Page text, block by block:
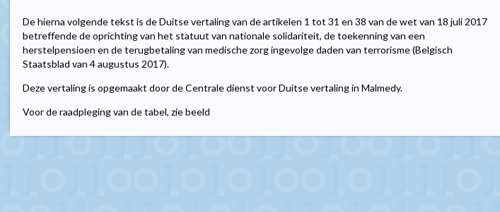
De hierna volgende tekst is de Duitse vertaling van de artikelen 1 tot 31 en 38 van de wet van 18 juli 2017
betreffende de oprichting van het statuut van nationale solidariteit, de toekenning van een
herstelpensioen en de terugbetaling van medische zorg ingevolge daden van terrorisme (Belgisch
Staatsblad van 4 augustus 2017).
Deze vertaling is opgemaakt door de Centrale dienst voor Duitse vertaling in Malmedy.
Voor de raadpleging van de tabel, zie beeld